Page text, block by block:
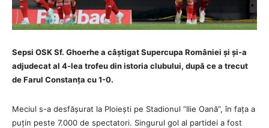
Sepsi OSK Sf. Ghoerhe a câștigat Supercupa României și și-a
adjudecat al 4-lea trofeu din istoria clubului, după ce a trecut
de Farul Constanța cu 1-0.
Meciul s-a desfășurat la Ploiești pe Stadionul “Ilie Oană”, în fața a
puțin peste 7.000 de spectatori. Singurul gol al partidei a fost